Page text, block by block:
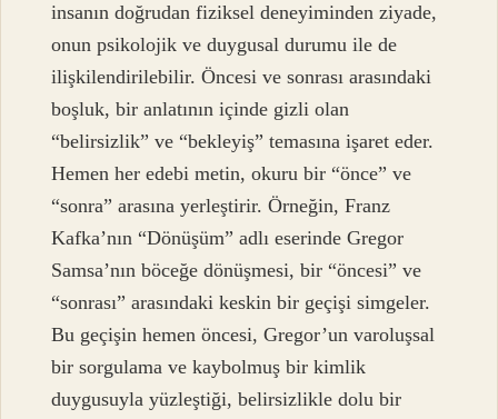
insanın doğrudan fiziksel deneyiminden ziyade,
onun psikolojik ve duygusal durumu ile de
ilişkilendirilebilir. Öncesi ve sonrası arasındaki
boşluk, bir anlatının içinde gizli olan
“belirsizlik” ve “bekleyiş” temasına işaret eder.
Hemen her edebi metin, okuru bir “önce” ve
“sonra” arasına yerleştirir. Örneğin, Franz
Kafka’nın “Dönüşüm” adlı eserinde Gregor
Samsa’nın böceğe dönüşmesi, bir “öncesi” ve
“sonrası” arasındaki keskin bir geçişi simgeler.
Bu geçişin hemen öncesi, Gregor’un varoluşsal
bir sorgulama ve kaybolmuş bir kimlik
duygusuyla yüzleştiği, belirsizlikle dolu bir